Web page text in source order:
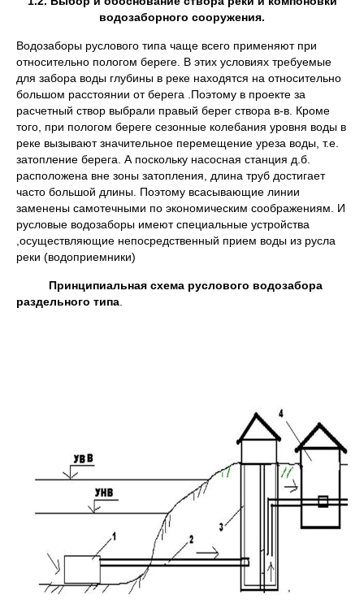
водозаборного сооружения.
Водозаборы руслового типа чаще всего применяют при
относительно пологом береге. В этих условиях требуемые
для забора воды глубины в реке находятся на относительно
большом расстоянии от берега .Поэтому в проекте за
расчетный створ выбрали правый берег створа в-в. Кроме
того, при пологом береге сезонные колебания уровня воды в
реке вызывают значительное перемещение уреза воды, т.е.
затопление берега. А поскольку насосная станция д.б.
расположена вне зоны затопления, длина труб достигает
часто большой длины. Поэтому всасывающие линии
заменены самотечными по экономическим соображениям. И
русловые водозаборы имеют специальные устройства
,осуществляющие непосредственный прием воды из русла
реки (водоприемники)
Принципиальная схема руслового водозабора
раздельного типа.